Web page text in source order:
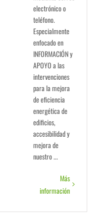
electrónico o
teléfono.
Especialmente
enfocado en
INFORMACIÓN y
APOYO a las
intervenciones
para la mejora
de eficiencia
energética de
edificios,
accesibilidad y
mejora de
nuestro ...
Más
información